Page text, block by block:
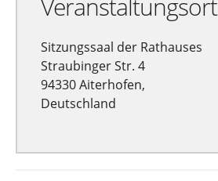
Veranstaltungsort
Sitzungssaal der Rathauses
Straubinger Str. 4
94330 Aiterhofen,
Deutschland